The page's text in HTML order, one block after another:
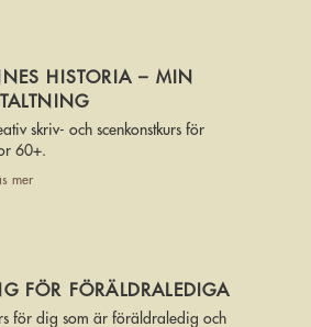
HISTORIA – MIN
skriv- och scenkonstkurs för
60+.
mer
FÖR FÖRÄLDRALEDIGA
för dig som är föräldraledig och